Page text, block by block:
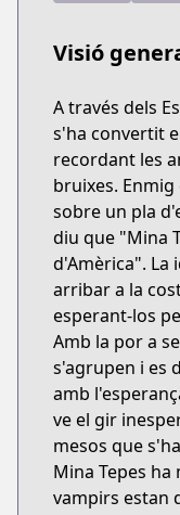
Visió
A través dels
s'ha convertit
recordant les
bruixes.
sobre un pla
diu que "Mina
d'Amèrica". La
arribar a la
esperant-los
Amb la por a
s'agrupen i es
amb
ve el gir
mesos que
Mina Tepes
vampirs estan